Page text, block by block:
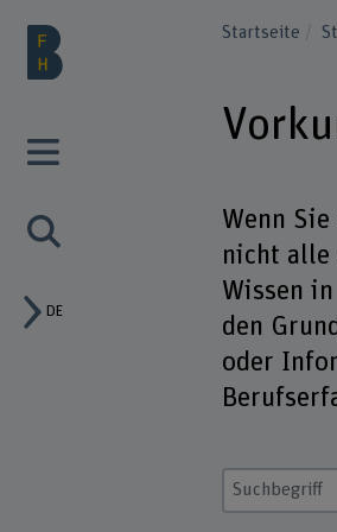
DE
Startseite
Wenn
nicht alle
Wissen
den
oder
Suchbegriff